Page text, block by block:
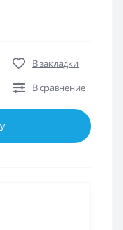
В закладки
В сравнение